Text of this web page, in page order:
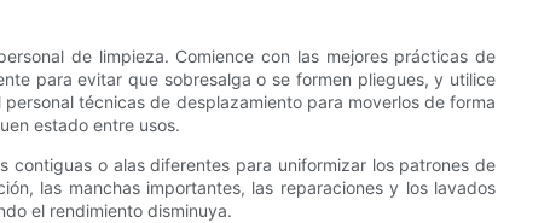
de limpieza. Comience con las mejores prácticas de
para evitar que sobresalga o se formen pliegues, y utilice
técnicas de desplazamiento para moverlos de forma
estado entre usos.
contiguas o alas diferentes para uniformizar los patrones de
las manchas importantes, las reparaciones y los lavados
el rendimiento disminuya.